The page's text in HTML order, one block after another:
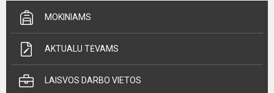
MOKINIAMS
AKTUALU TĖVAMS
LAISVOS DARBO VIETOS